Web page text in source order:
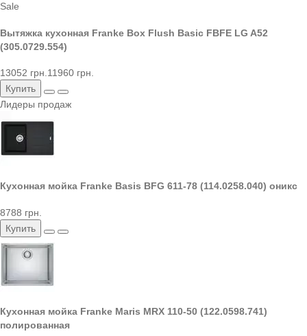
Sale
Вытяжка кухонная Franke Box Flush Basic FBFE LG A52
(305.0729.554)
13052 грн.11960 грн.
Купить
Лидеры продаж
Кухонная мойка Franke Basis BFG 611-78 (114.0258.040) оникс
8788 грн.
Купить
Кухонная мойка Franke Maris MRX 110-50 (122.0598.741)
полированная